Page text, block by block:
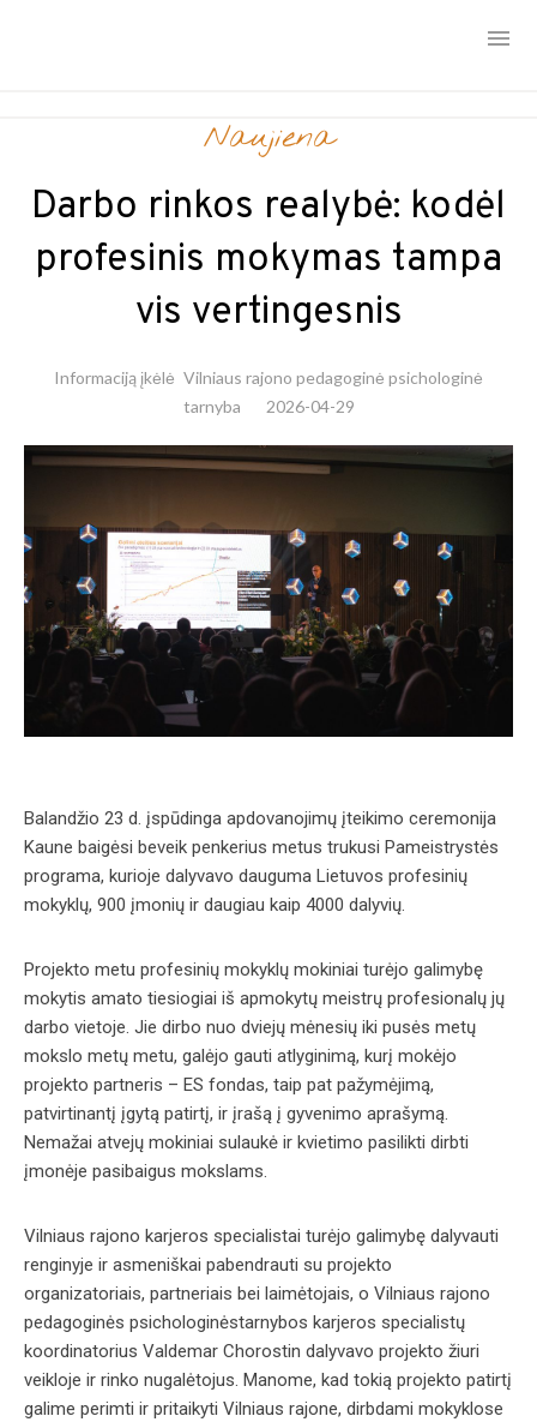
Naujiena
Darbo rinkos realybė: kodėl
profesinis mokymas tampa
vis vertingesnis
Informaciją įkėlė Vilniaus rajono pedagoginė psichologinė
tarnyba
2026-04-29
Balandžio 23 d. įspūdinga apdovanojimų įteikimo ceremonija
Kaune baigėsi beveik penkerius metus trukusi Pameistrystės
programa, kurioje dalyvavo dauguma Lietuvos profesinių
mokyklų, 900 įmonių ir daugiau kaip 4000 dalyvių.
Projekto metu profesinių mokyklų mokiniai turėjo galimybę
mokytis amato tiesiogiai iš apmokytų meistrų profesionalų jų
darbo vietoje. Jie dirbo nuo dviejų mėnesių iki pusės metų
mokslo metų metu, galėjo gauti atlyginimą, kurį mokėjo
projekto partneris – ES fondas, taip pat pažymėjimą,
patvirtinantį įgytą patirtį, ir įrašą į gyvenimo aprašymą.
Nemažai atvejų mokiniai sulaukė ir kvietimo pasilikti dirbti
įmonėje pasibaigus mokslams.
Vilniaus rajono karjeros specialistai turėjo galimybę dalyvauti
renginyje ir asmeniškai pabendrauti su projekto
organizatoriais, partneriais bei laimėtojais, o Vilniaus rajono
pedagoginės psichologinėstarnybos karjeros specialistų
koordinatorius Valdemar Chorostin dalyvavo projekto žiuri
veikloje ir rinko nugalėtojus. Manome, kad tokią projekto patirtį
galime perimti ir pritaikyti Vilniaus rajone, dirbdami mokyklose